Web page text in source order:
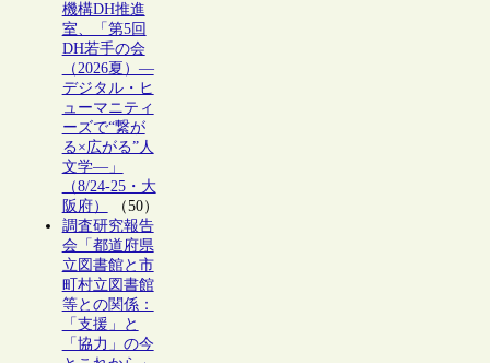
機構DH推進
室、「第5回
DH若手の会
（2026夏）―
デジタル・ヒ
ューマニティ
ーズで“繋が
る×広がる”人
文学―」
（8/24-25・大
阪府）
（50）
調査研究報告
会「都道府県
立図書館と市
町村立図書館
等との関係：
「支援」と
「協力」の今